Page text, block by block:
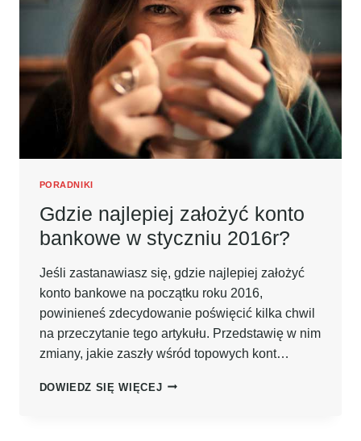
10
SPOSOBÓW
PORADNIKI
Gdzie najlepiej założyć konto
bankowe w styczniu 2016r?
Jeśli zastanawiasz się, gdzie najlepiej założyć
konto bankowe na początku roku 2016,
powinieneś zdecydowanie poświęcić kilka chwil
na przeczytanie tego artykułu. Przedstawię w nim
zmiany, jakie zaszły wśród topowych kont…
DOWIEDZ SIĘ WIĘCEJGDZIE